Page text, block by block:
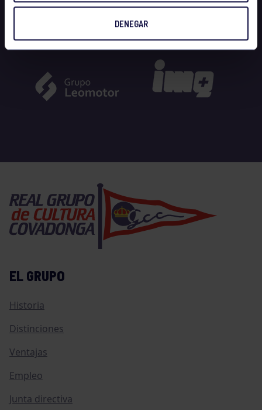
DENEGAR
EL GRUPO
Historia
Distinciones
Ventajas
Empleo
Junta directiva